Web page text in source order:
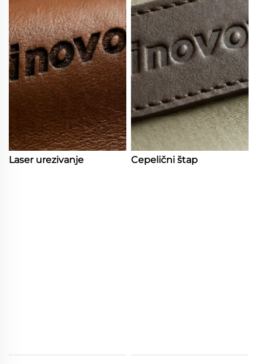
Laser urezivanje Cepelični štap